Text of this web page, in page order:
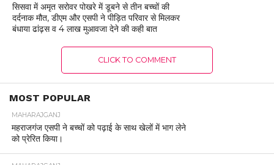
सिसवा में अमृत सरोवर पोखरे में डूबने से तीन बच्चों की
दर्दनाक मौत, डीएम और एसपी ने पीड़ित परिवार से मिलकर
बंधाया ढांढ़स व 4 लाख मुआवजा देने की कही बात
CLICK TO COMMENT
MOST POPULAR
MAHARAJGANJ
महराजगंज एसपी ने बच्चों को पढ़ाई के साथ खेलों में भाग लेने
को प्रेरित किया।